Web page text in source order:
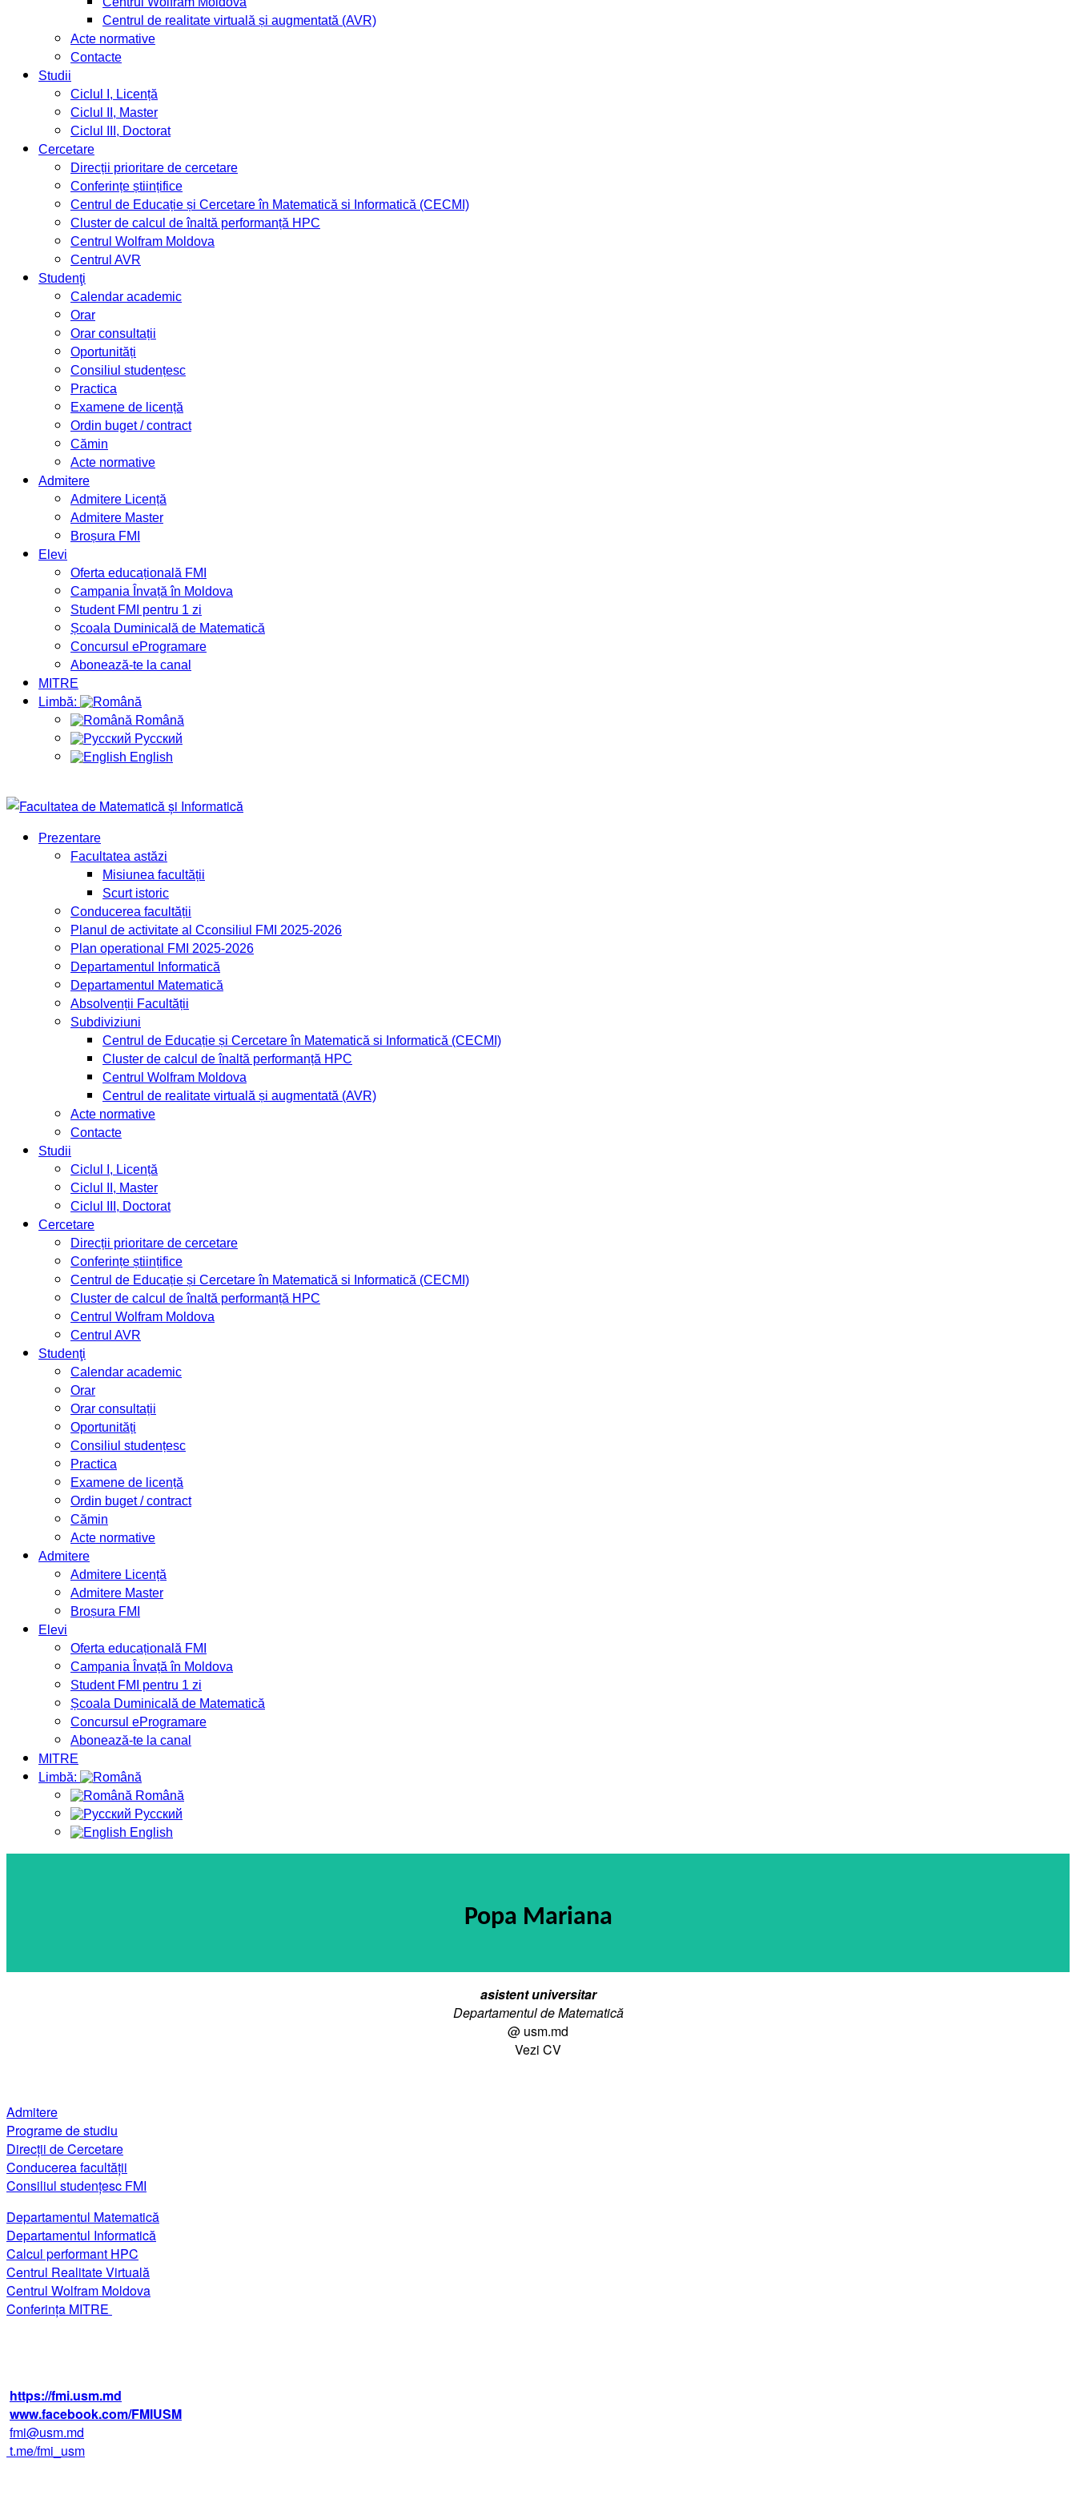
Centrul de realitate virtuală și augmentată (AVR)
Acte normative
Contacte
Studii
Ciclul I, Licență
Ciclul II, Master
Ciclul III, Doctorat
Cercetare
Direcții prioritare de cercetare
Conferințe științifice
Centrul de Educație și Cercetare în Matematică si Informatică (CECMI)
Cluster de calcul de înaltă performanță HPC
Centrul Wolfram Moldova
Centrul AVR
Studenţi
Calendar academic
Orar
Orar consultații
Oportunități
Consiliul studențesc
Practica
Examene de licență
Ordin buget / contract
Cămin
Acte normative
Admitere
Admitere Licență
Admitere Master
Broșura FMI
Elevi
Oferta educațională FMI
Campania Învață în Moldova
Student FMI pentru 1 zi
Școala Duminicală de Matematică
Concursul eProgramare
Abonează-te la canal
MITRE
Limbă:
Română
Русский
English
Prezentare
Facultatea astăzi
Misiunea facultății
Scurt istoric
Conducerea facultății
Planul de activitate al Cconsiliul FMI 2025-2026
Plan operational FMI 2025-2026
Departamentul Informatică
Departamentul Matematică
Absolvenții Facultății
Subdiviziuni
Centrul de Educație și Cercetare în Matematică si Informatică (CECMI)
Cluster de calcul de înaltă performanță HPC
Centrul Wolfram Moldova
Centrul de realitate virtuală și augmentată (AVR)
Acte normative
Contacte
Studii
Ciclul I, Licență
Ciclul II, Master
Ciclul III, Doctorat
Cercetare
Direcții prioritare de cercetare
Conferințe științifice
Centrul de Educație și Cercetare în Matematică si Informatică (CECMI)
Cluster de calcul de înaltă performanță HPC
Centrul Wolfram Moldova
Centrul AVR
Studenţi
Calendar academic
Orar
Orar consultații
Oportunități
Consiliul studențesc
Practica
Examene de licență
Ordin buget / contract
Cămin
Acte normative
Admitere
Admitere Licență
Admitere Master
Broșura FMI
Elevi
Oferta educațională FMI
Campania Învață în Moldova
Student FMI pentru 1 zi
Școala Duminicală de Matematică
Concursul eProgramare
Abonează-te la canal
MITRE
Limbă:
Română
Русский
English
Popa Mariana
asistent universitar
Departamentul de Matematică
@ usm.md
Vezi CV
Admitere
Programe de studiu
Direcții de Cercetare
Conducerea facultății
Consiliul studențesc FMI
Departamentul Matematică
Departamentul Informatică
Calcul performant HPC
Centrul Realitate Virtuală
Centrul Wolfram Moldova
Conferința MITRE
https://fmi.usm.md
www.facebook.com/FMIUSM
fmi@usm.md
t.me/fmi_usm